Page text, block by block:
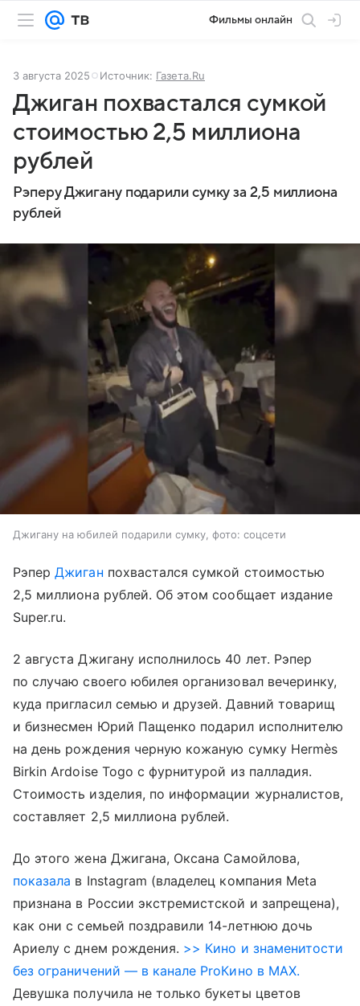
Фильмы онлайн
Регистрация Войти
3 августа 2025 Источник: Газета.Ru
Джиган похвастался сумкой
стоимостью 2,5 миллиона
рублей
Рэперу Джигану подарили сумку за 2,5 миллиона
рублей
Джигану на юбилей подарили сумку, фото: соцсети
РэперДжиган похвастался сумкой стоимостью
2,5 миллиона рублей. Об этом сообщает издание
Super.ru.
2 августа Джигану исполнилось 40 лет. Рэпер
по случаю своего юбилея организовал вечеринку,
куда пригласил семью и друзей. Давний товарищ
и бизнесмен Юрий Пащенко подарил исполнителю
на день рождения черную кожаную сумку Hermès
Birkin Ardoise Togo с фурнитурой из палладия.
Стоимость изделия, по информации журналистов,
составляет 2,5 миллиона рублей.
До этого жена Джигана, Оксана Самойлова,
показала в Instagram (владелец компания Meta
признана в России экстремистской и запрещена),
как они с семьей поздравили 14-летнюю дочь
Ариелу с днем рождения. >> Кино и знаменитости
без ограничений — в канале ProКино в MAX.
Девушка получила не только букеты цветов